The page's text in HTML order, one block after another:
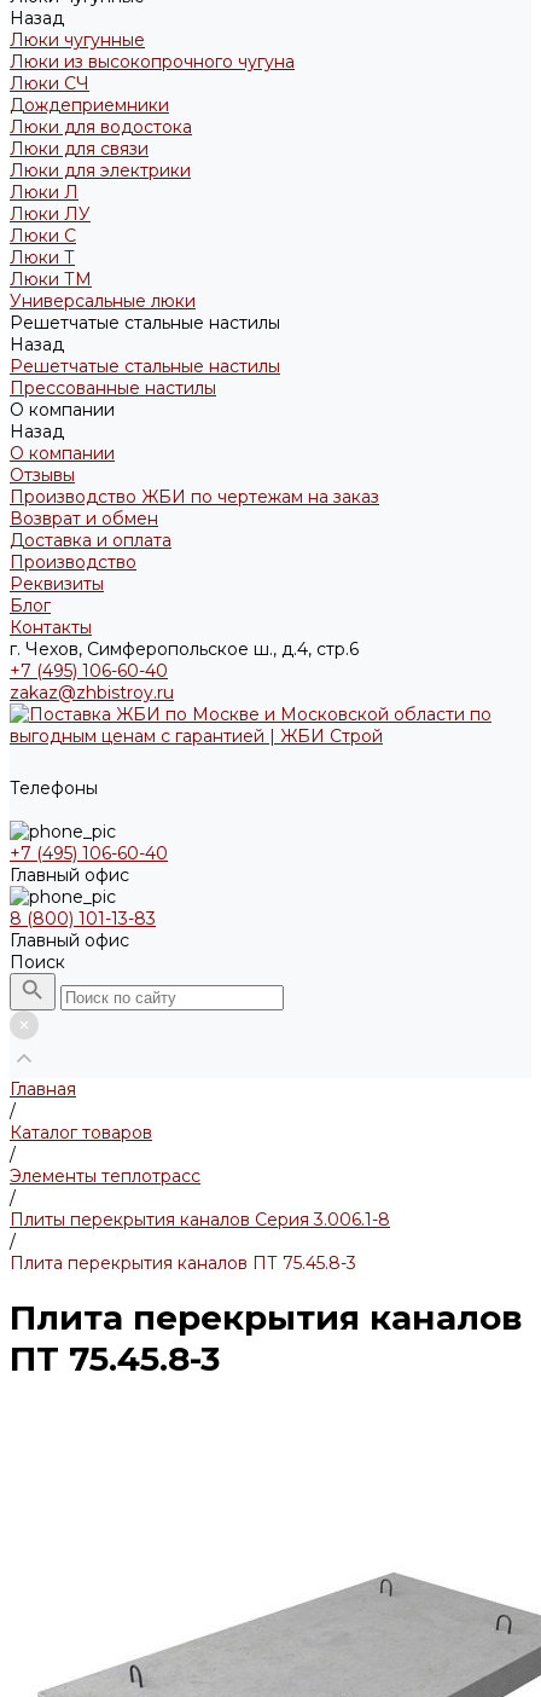
Назад
Люки чугунные
Люки из высокопрочного чугуна
Люки СЧ
Дождеприемники
Люки для водостока
Люки для связи
Люки для электрики
Люки Л
Люки ЛУ
Люки С
Люки Т
Люки ТМ
Универсальные люки
Решетчатые стальные настилы
Назад
Решетчатые стальные настилы
Прессованные настилы
О компании
Назад
О компании
Отзывы
Производство ЖБИ по чертежам на заказ
Возврат и обмен
Доставка и оплата
Производство
Реквизиты
Блог
Контакты
г. Чехов, Симферопольское ш., д.4, стр.6
+7 (495) 106-60-40
zakaz@zhbistroy.ru
Телефоны
+7 (495) 106-60-40
Главный офис
8 (800) 101-13-83
Главный офис
Поиск
Главная
/
Каталог товаров
/
Элементы теплотрасс
/
Плиты перекрытия каналов Серия 3.006.1-8
/
Плита перекрытия каналов ПТ 75.45.8-3
Плита перекрытия каналов
ПТ 75.45.8-3